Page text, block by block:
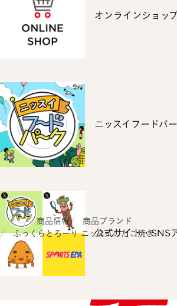
オンラインショッ
ニッスイフードパ
公式サイト・SNS
ホーム 商品情報
商品ブランド
ふっくらとろーり ニッスイのたこ焼き